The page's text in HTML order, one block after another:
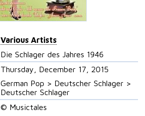
Various Artists
Die Schlager des Jahres 1946
Thursday, December 17, 2015
German Pop > Deutscher Schlager >
Deutscher Schlager
© Musictales